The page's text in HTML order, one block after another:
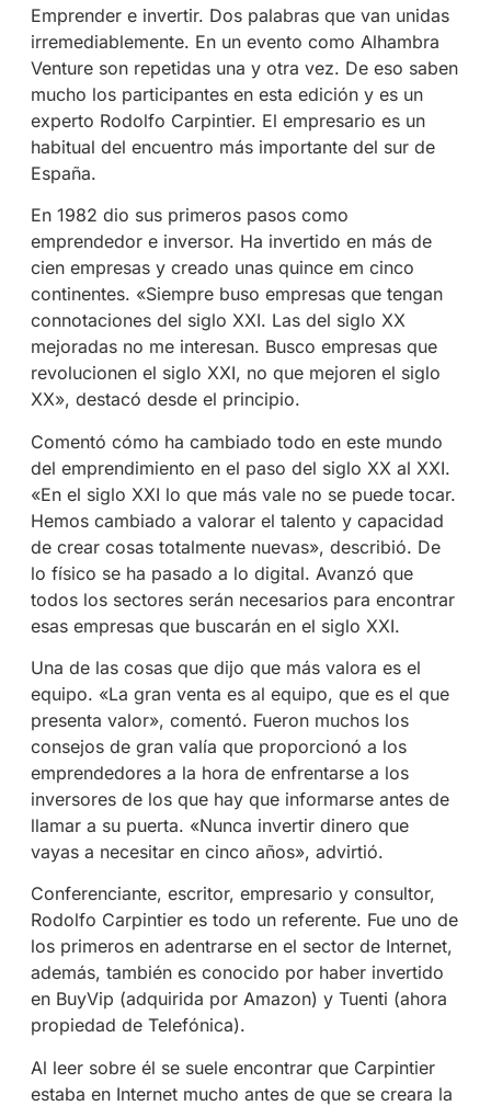
Emprender e invertir. Dos palabras que van unidas
irremediablemente. En un evento como Alhambra
Venture son repetidas una y otra vez. De eso saben
mucho los participantes en esta edición y es un
experto Rodolfo Carpintier. El empresario es un
habitual del encuentro más importante del sur de
España.
En 1982 dio sus primeros pasos como
emprendedor e inversor. Ha invertido en más de
cien empresas y creado unas quince em cinco
continentes. «Siempre buso empresas que tengan
connotaciones del siglo XXI. Las del siglo XX
mejoradas no me interesan. Busco empresas que
revolucionen el siglo XXI, no que mejoren el siglo
XX», destacó desde el principio.
Comentó cómo ha cambiado todo en este mundo
del emprendimiento en el paso del siglo XX al XXI.
«En el siglo XXI lo que más vale no se puede tocar.
Hemos cambiado a valorar el talento y capacidad
de crear cosas totalmente nuevas», describió. De
lo físico se ha pasado a lo digital. Avanzó que
todos los sectores serán necesarios para encontrar
esas empresas que buscarán en el siglo XXI.
Una de las cosas que dijo que más valora es el
equipo. «La gran venta es al equipo, que es el que
presenta valor», comentó. Fueron muchos los
consejos de gran valía que proporcionó a los
emprendedores a la hora de enfrentarse a los
inversores de los que hay que informarse antes de
llamar a su puerta. «Nunca invertir dinero que
vayas a necesitar en cinco años», advirtió.
Conferenciante, escritor, empresario y consultor,
Rodolfo Carpintier es todo un referente. Fue uno de
los primeros en adentrarse en el sector de Internet,
además, también es conocido por haber invertido
en BuyVip (adquirida por Amazon) y Tuenti (ahora
propiedad de Telefónica).
Al leer sobre él se suele encontrar que Carpintier
estaba en Internet mucho antes de que se creara la